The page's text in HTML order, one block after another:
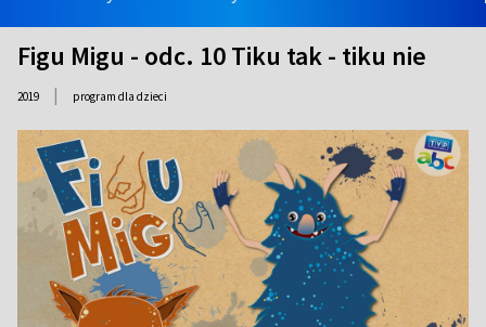
Figu Migu - odc. 10 Tiku tak - tiku nie
2019 | program dla dzieci